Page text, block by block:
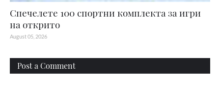
Спечелете 100 спортни комплекта за игри
на открито
August 05, 2026
Post a Comment